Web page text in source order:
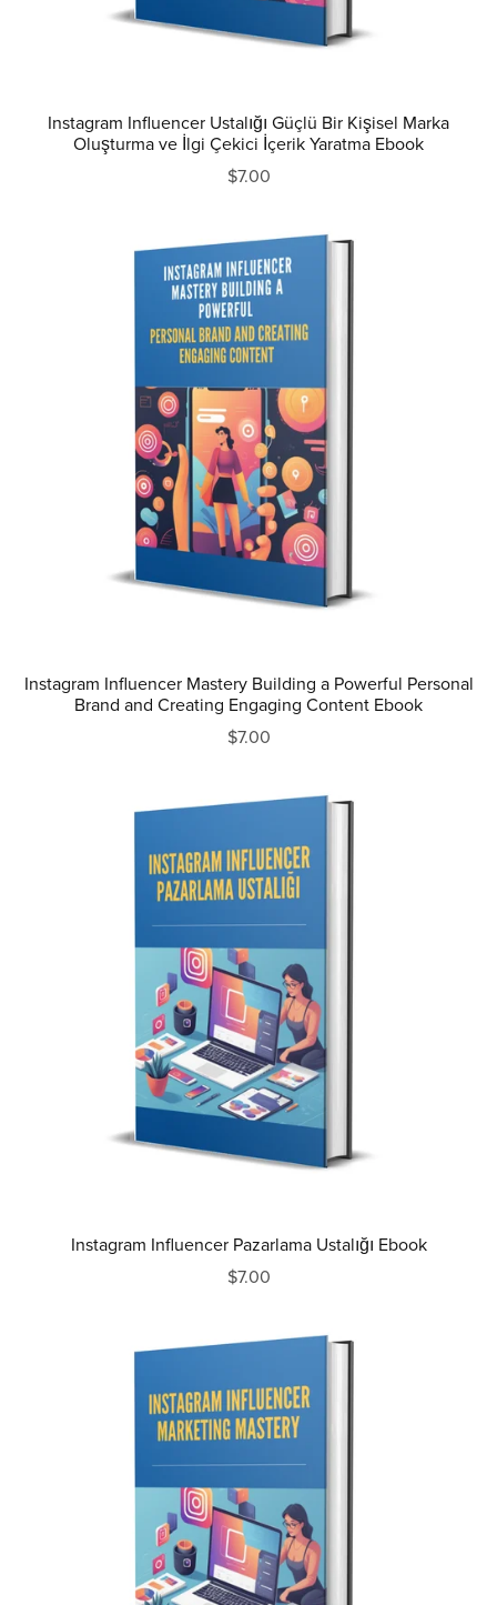
Instagram Influencer Ustalığı Güçlü Bir Kişisel Marka
Oluşturma ve İlgi Çekici İçerik Yaratma Ebook
$7.00
Instagram Influencer Mastery Building a Powerful Personal
Brand and Creating Engaging Content Ebook
$7.00
Instagram Influencer Pazarlama Ustalığı Ebook
$7.00